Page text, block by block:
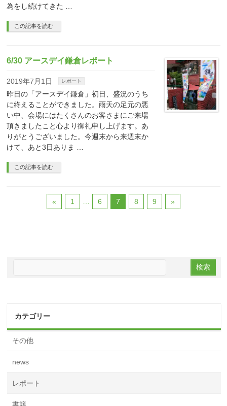
為をし続けてきた …
この記事を読む
6/30 アースデイ鎌倉レポート
2019年7月1日 レポート
昨日の「アースデイ鎌倉」初日、盛況のうち
に終えることができました。雨天の足元の悪
い中、会場にはたくさんのお客さまにご来場
頂きましたこと心より御礼申し上げます。あ
りがとうございました。今週末から来週末か
けて、あと3日ありま …
この記事を読む
« 1 6 7 8 9 »
カテゴリー
その他
news
レポート